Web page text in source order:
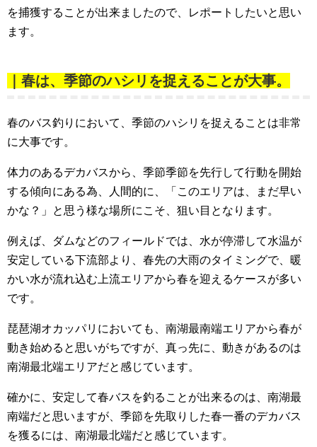
を捕獲することが出来ましたので、レポートしたいと思い
ます。
｜春は、季節のハシリを捉えることが大事。
春のバス釣りにおいて、季節のハシリを捉えることは非常
に大事です。
体力のあるデカバスから、季節季節を先行して行動を開始
する傾向にある為、人間的に、「このエリアは、まだ早い
かな？」と思う様な場所にこそ、狙い目となります。
例えば、ダムなどのフィールドでは、水が停滞して水温が
安定している下流部より、春先の大雨のタイミングで、暖
かい水が流れ込む上流エリアから春を迎えるケースが多い
です。
琵琶湖オカッパリにおいても、南湖最南端エリアから春が
動き始めると思いがちですが、真っ先に、動きがあるのは
南湖最北端エリアだと感じています。
確かに、安定して春バスを釣ることが出来るのは、南湖最
南端だと思いますが、季節を先取りした春一番のデカバス
を獲るには、南湖最北端だと感じています。